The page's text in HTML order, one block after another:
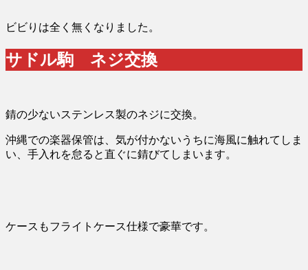
ビビりは全く無くなりました。
サドル駒 ネジ交換
錆の少ないステンレス製のネジに交換。
沖縄での楽器保管は、気が付かないうちに海風に触れてしま
い、手入れを怠ると直ぐに錆びてしまいます。
ケースもフライトケース仕様で豪華です。